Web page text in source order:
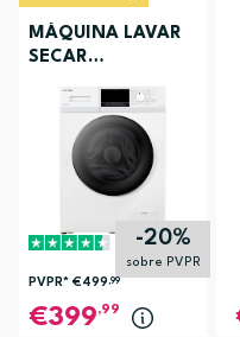
MÁQUINA LAVAR
SECAR
EC3107BR
-20%
sobre PVPR
PVPR* €499,99
399,99